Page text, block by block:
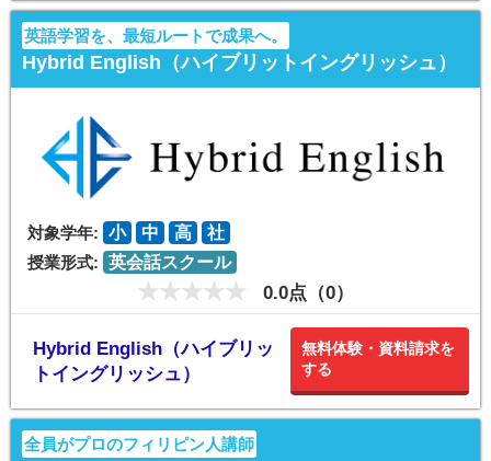
英語学習を、最短ルートで成果へ。
Hybrid English（ハイブリットイングリッシュ）
対象学年: 小 中 高
社
授業形式: 英会話スクール
0.0点（0）
Hybrid English（ハイブリッ
トイングリッシュ）
無料体験・資料請求を
する
全員がプロのフィリピン人講師